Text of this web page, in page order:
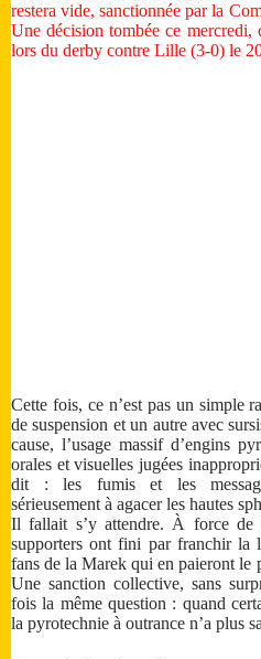
restera vide, sanctionnée par la
Une décision tombée ce mercredi,
lors du derby contre Lille (3-0) le
Cette fois, ce n’est pas un simple
de suspension et un autre avec
cause, l’usage massif d’engins
orales et visuelles jugées
dit : les fumis et les
sérieusement à agacer les hautes
Il fallait s’y attendre. À force de
supporters ont fini par franchir la
fans de la Marek qui en paieront le
Une sanction collective, sans
fois la même question : quand
la pyrotechnie à outrance n’a plus